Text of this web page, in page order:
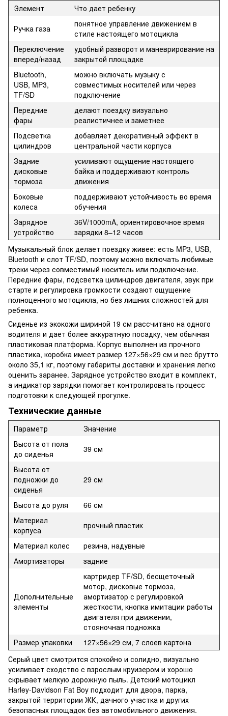
Элемент
Что дает ребенку
Ручка газа
понятное управление движением в
стиле настоящего мотоцикла
Переключение
вперед/назад
удобный разворот и маневрирование на
закрытой площадке
Bluetooth,
USB, MP3,
TF/SD
можно включать музыку с
совместимых носителей или через
подключение
Передние
фары
делают поездку визуально
реалистичнее и заметнее
Подсветка
цилиндров
добавляет декоративный эффект в
центральной части корпуса
Задние
дисковые
тормоза
усиливают ощущение настоящего
байка и поддерживают контроль
движения
Боковые
колеса
поддерживают устойчивость во время
обучения
Зарядное
устройство
36V/1000mA, ориентировочное время
зарядки 8–12 часов
Музыкальный блок делает поездку живее: есть MP3, USB,
Bluetooth и слот TF/SD, поэтому можно включать любимые
треки через совместимый носитель или подключение.
Передние фары, подсветка цилиндров двигателя, звук при
старте и регулировка громкости создают ощущение
полноценного мотоцикла, но без лишних сложностей для
ребенка.
Сиденье из экокожи шириной 19 см рассчитано на одного
водителя и дает более аккуратную посадку, чем обычная
пластиковая платформа. Корпус выполнен из прочного
пластика, коробка имеет размер 127×56×29 см и вес брутто
около 35,1 кг, поэтому габариты доставки и хранения легко
оценить заранее. Зарядное устройство входит в комплект,
а индикатор зарядки помогает контролировать процесс
подготовки к следующей прогулке.
Технические данные
Параметр
Значение
Высота от пола
до сиденья
39 см
Высота от
подножки до
сиденья
29 см
Высота до руля
66 см
Материал
корпуса
прочный пластик
Материал колес
резина, надувные
Амортизаторы
задние
Дополнительные
элементы
картридер TF/SD, бесщеточный
мотор, дисковые тормоза,
амортизатор с регулировкой
жесткости, кнопка имитации работы
двигателя при движении,
стояночная подножка
Размер упаковки
127×56×29 см, 7 слоев картона
Серый цвет смотрится спокойно и солидно, визуально
усиливает сходство с взрослым круизером и хорошо
скрывает мелкую дорожную пыль. Детский мотоцикл
Harley-Davidson Fat Boy подходит для двора, парка,
закрытой территории ЖК, дачного участка и других
безопасных площадок без автомобильного движения.